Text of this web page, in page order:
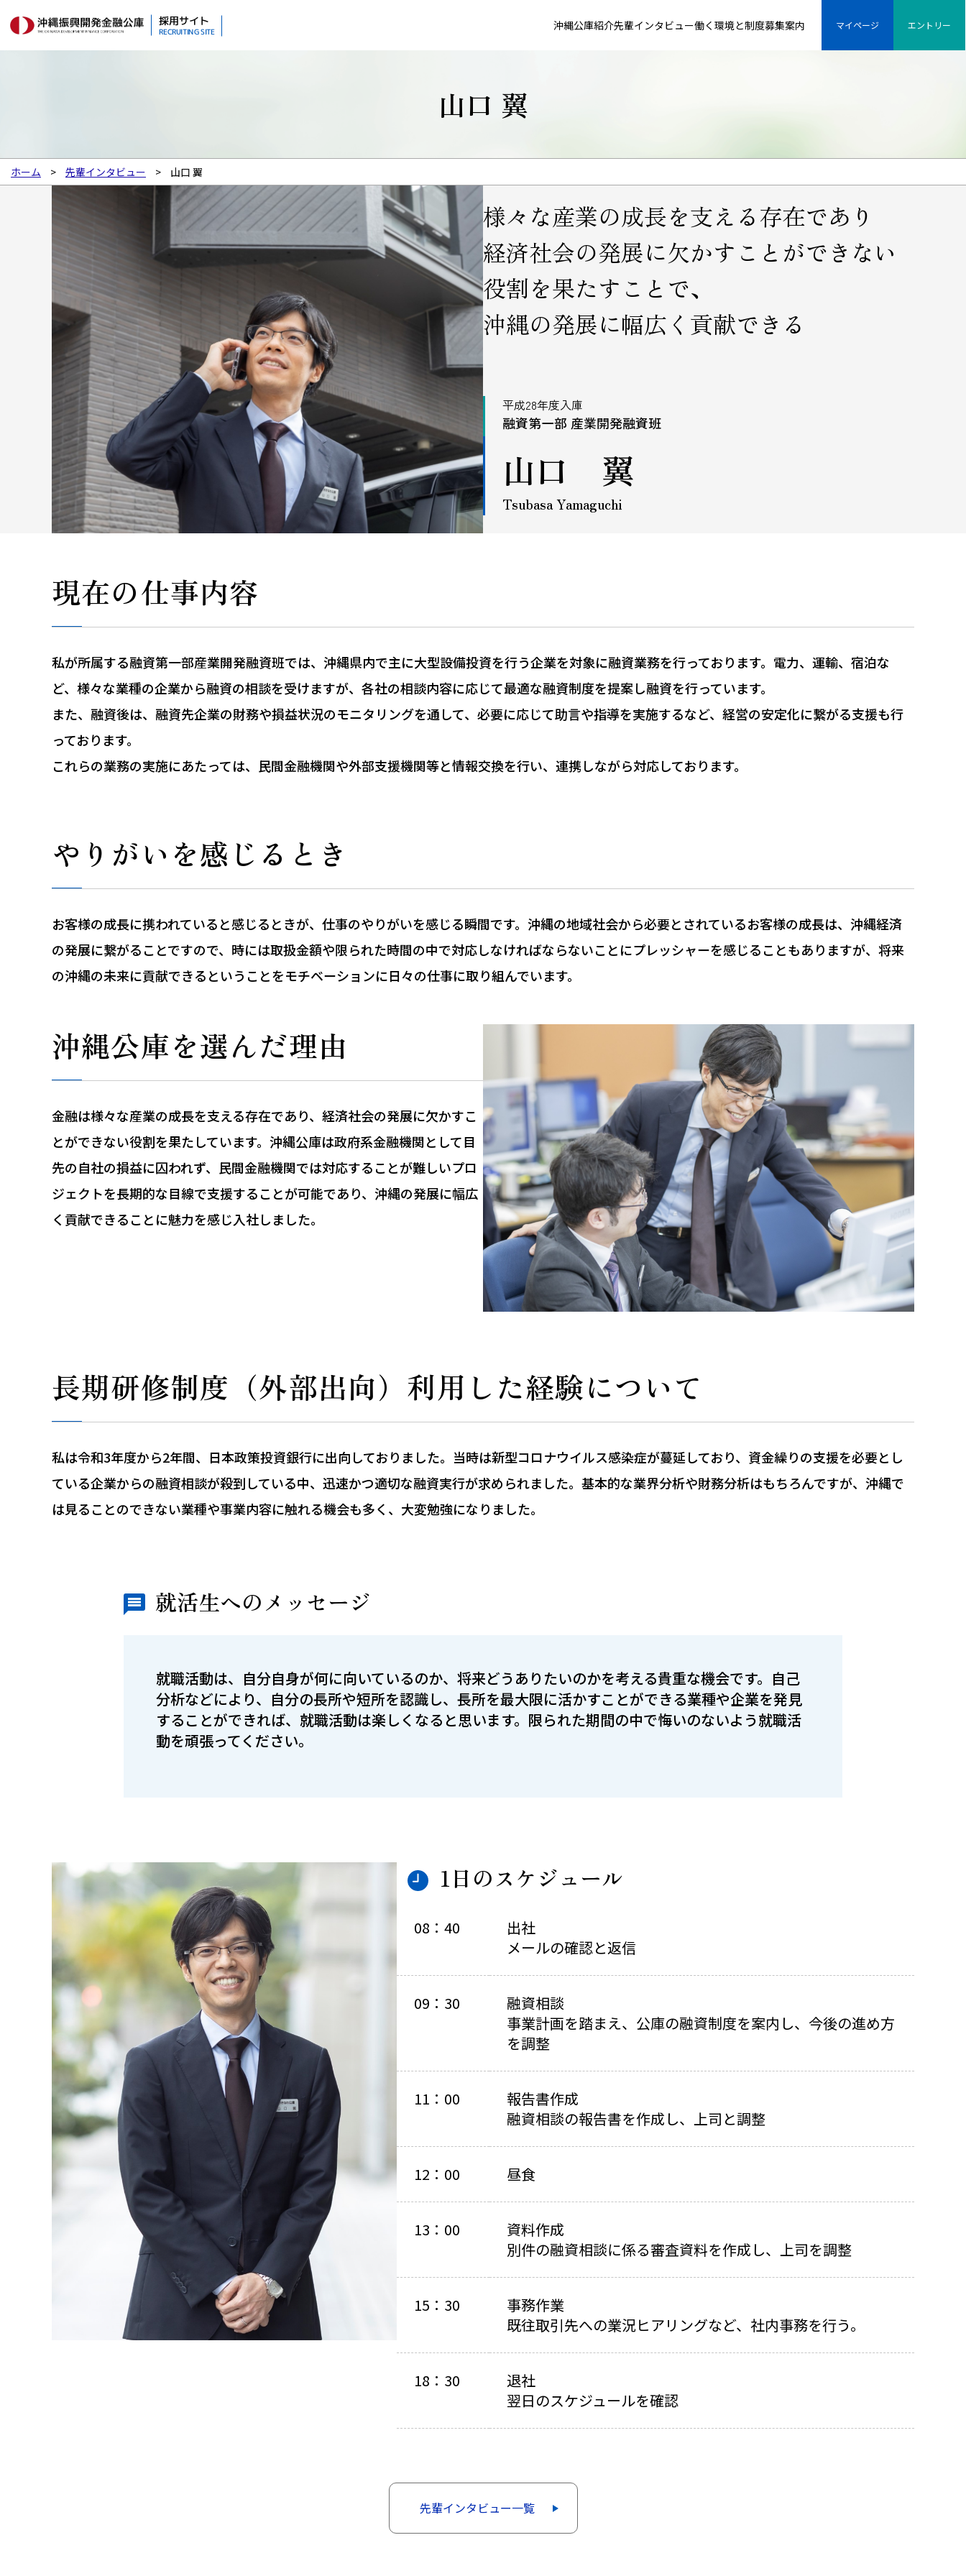
採用サイト
RECRUITING SITE 沖縄公庫紹介先輩インタビュー働く環境と制度募集案内 マイページ エントリー
山口 翼
ホーム 先輩インタビュー 山口 翼
様々な産業の成長を支える存在であり
経済社会の発展に欠かすことができない
役割を果たすことで、
沖縄の発展に幅広く貢献できる
平成28年度入庫
融資第一部 産業開発融資班
山口 翼
Tsubasa Yamaguchi
現在の仕事内容
私が所属する融資第一部産業開発融資班では、沖縄県内で主に大型設備投資を行う企業を対象に融資業務を行っております。電力、運輸、宿泊な
ど、様々な業種の企業から融資の相談を受けますが、各社の相談内容に応じて最適な融資制度を提案し融資を行っています。
また、融資後は、融資先企業の財務や損益状況のモニタリングを通して、必要に応じて助言や指導を実施するなど、経営の安定化に繋がる支援も行
っております。
これらの業務の実施にあたっては、民間金融機関や外部支援機関等と情報交換を行い、連携しながら対応しております。
やりがいを感じるとき
お客様の成長に携われていると感じるときが、仕事のやりがいを感じる瞬間です。沖縄の地域社会から必要とされているお客様の成長は、沖縄経済
の発展に繋がることですので、時には取扱金額や限られた時間の中で対応しなければならないことにプレッシャーを感じることもありますが、将来
の沖縄の未来に貢献できるということをモチベーションに日々の仕事に取り組んでいます。
沖縄公庫を選んだ理由
金融は様々な産業の成長を支える存在であり、経済社会の発展に欠かすこ
とができない役割を果たしています。沖縄公庫は政府系金融機関として目
先の自社の損益に囚われず、民間金融機関では対応することが難しいプロ
ジェクトを長期的な目線で支援することが可能であり、沖縄の発展に幅広
く貢献できることに魅力を感じ入社しました。
長期研修制度（外部出向）利用した経験について
私は令和3年度から2年間、日本政策投資銀行に出向しておりました。当時は新型コロナウイルス感染症が蔓延しており、資金繰りの支援を必要とし
ている企業からの融資相談が殺到している中、迅速かつ適切な融資実行が求められました。基本的な業界分析や財務分析はもちろんですが、沖縄で
は見ることのできない業種や事業内容に触れる機会も多く、大変勉強になりました。
就活生へのメッセージ
就職活動は、自分自身が何に向いているのか、将来どうありたいのかを考える貴重な機会です。自己
分析などにより、自分の長所や短所を認識し、長所を最大限に活かすことができる業種や企業を発見
することができれば、就職活動は楽しくなると思います。限られた期間の中で悔いのないよう就職活
動を頑張ってください。
1日のスケジュール
08：40
出社
メールの確認と返信
09：30
融資相談
事業計画を踏まえ、公庫の融資制度を案内し、今後の進め方
を調整
11：00
報告書作成
融資相談の報告書を作成し、上司と調整
12：00 昼食
13：00
資料作成
別件の融資相談に係る審査資料を作成し、上司を調整
15：30
事務作業
既往取引先への業況ヒアリングなど、社内事務を行う。
18：30
退社
翌日のスケジュールを確認
先輩インタビュー一覧